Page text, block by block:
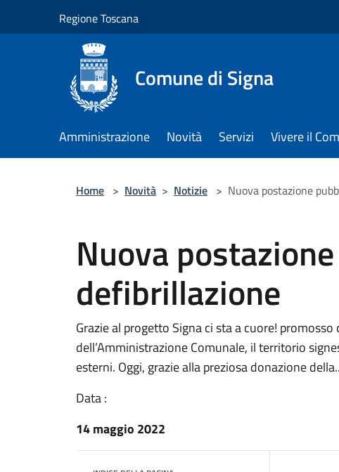
Regione Toscana
Comune di Signa
Amministrazione Novità Servizi Vivere il
Home > Novità > Notizie > Nuova postazione
Nuova
defibrillazione
Grazie al progetto Signa ci sta a cuore!
dell’Amministrazione Comunale, il territorio
esterni. Oggi, grazie alla preziosa donazione
Data :
14 maggio 2022